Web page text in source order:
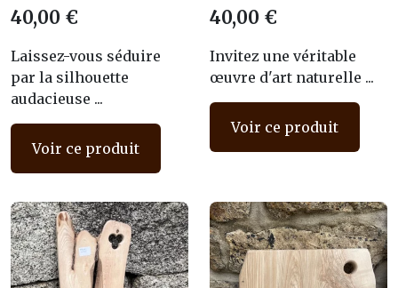
40,00 €
Laissez-vous séduire
par la silhouette
audacieuse ...
Voir ce produit
40,00 €
Invitez une véritable
œuvre d'art naturelle ...
Voir ce produit